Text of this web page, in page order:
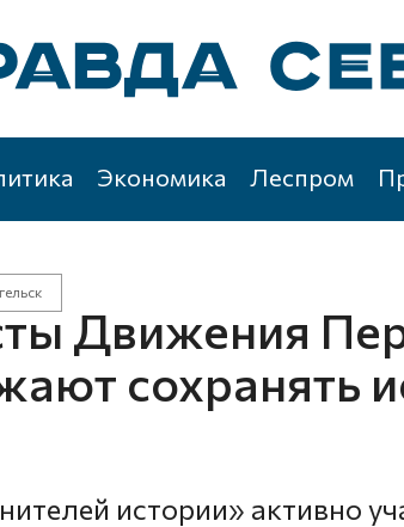
Экономика Леспром
Движения
сохранять
истории» активно